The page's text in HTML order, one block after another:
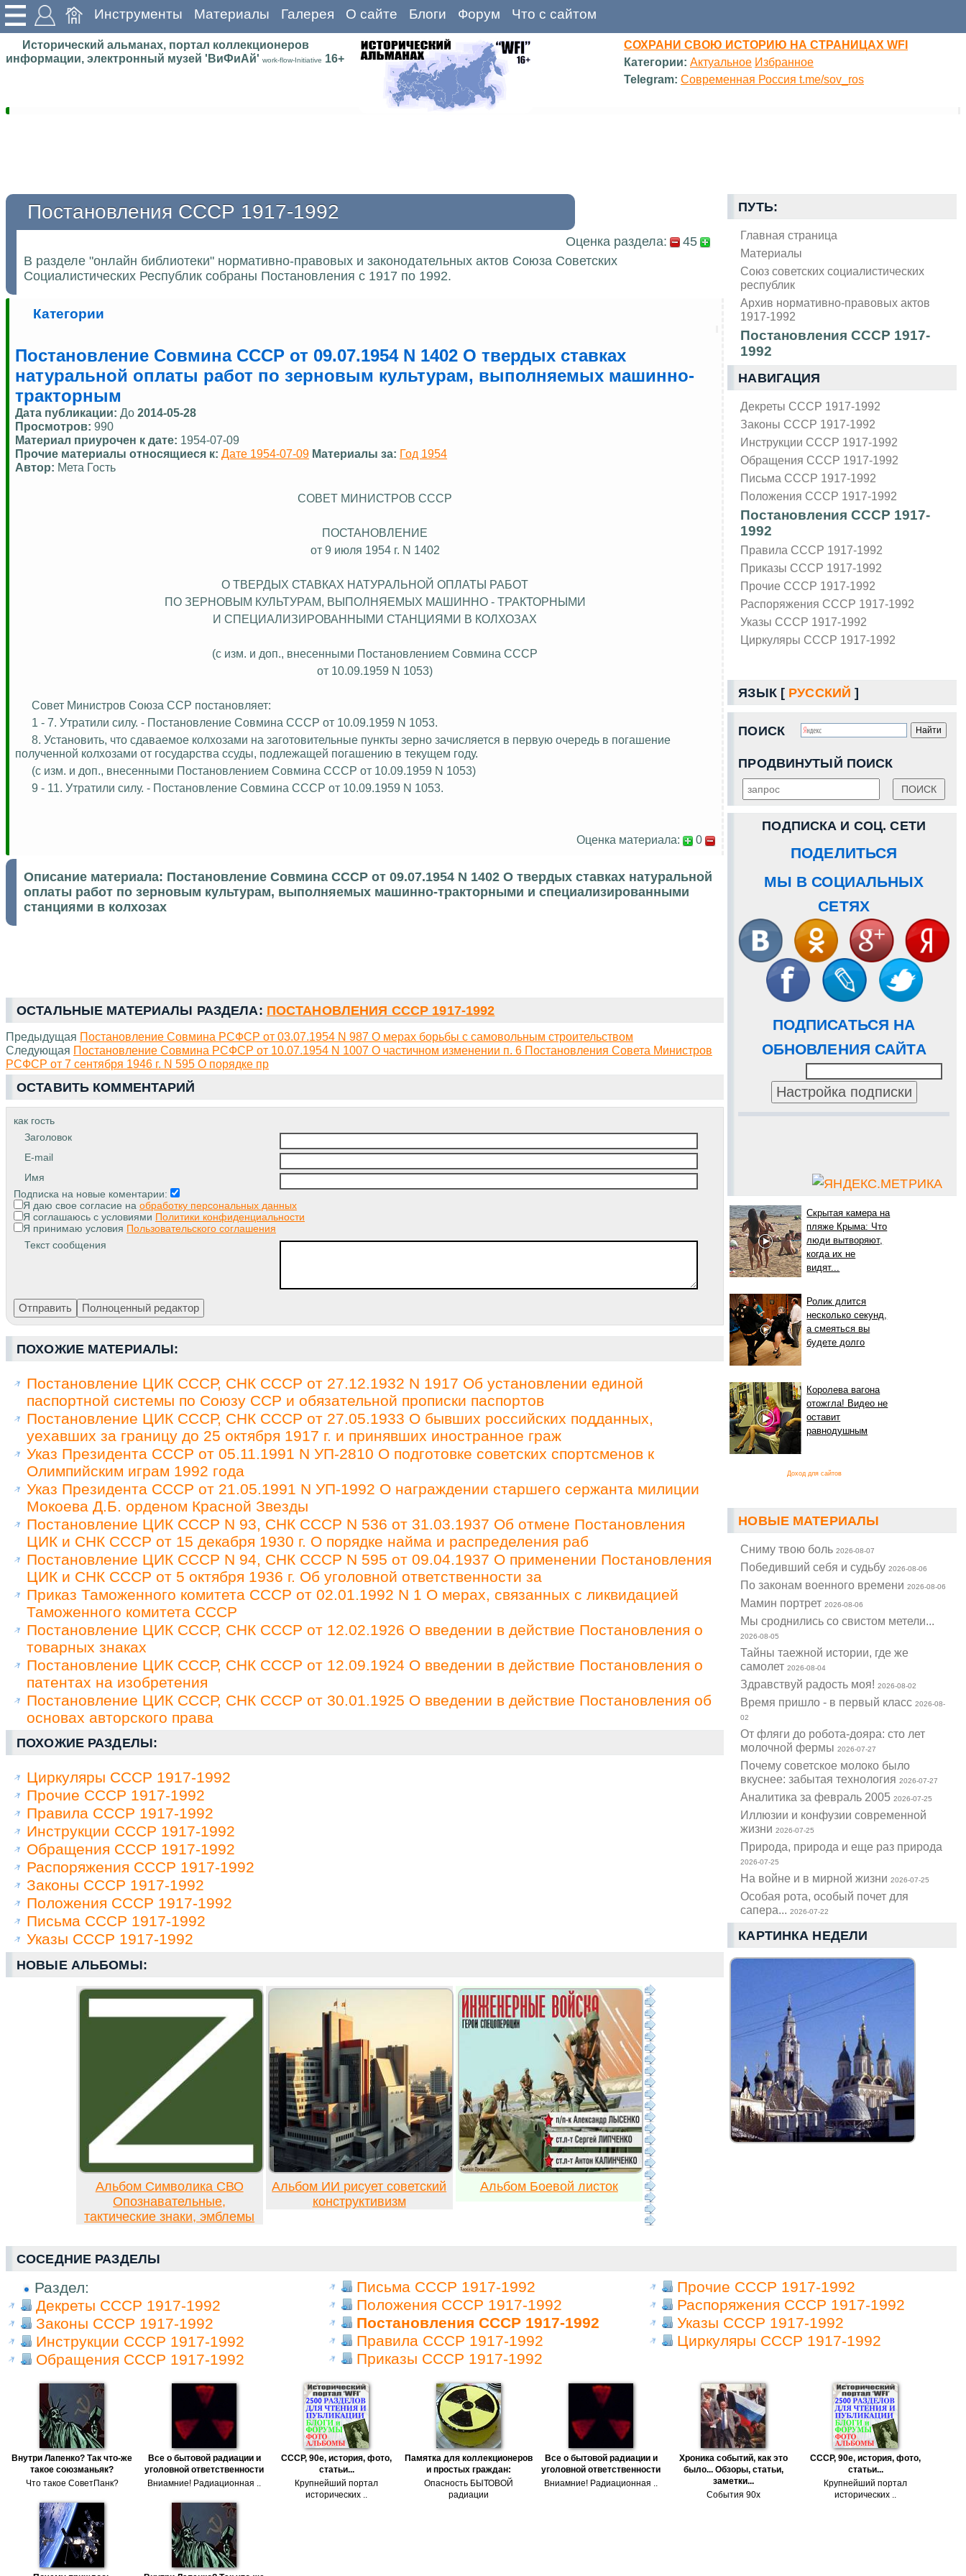
Инструменты Материалы Галерея О сайте Блоги Форум Что с сайтом
Исторический альманах, портал коллекционеров
информации, электронный музей 'ВиФиАй' work-flow-Initiative 16+
СОХРАНИ СВОЮ ИСТОРИЮ НА СТРАНИЦАХ WFI
Категории: Актуальное Избранное
Telegram: Современная Россия t.me/sov_ros
ПУТЬ:
Главная страница
Материалы
Союз советских социалистических
республик
Архив нормативно-правовых актов
1917-1992
Постановления СССР 1917-
1992
НАВИГАЦИЯ
Декреты СССР 1917-1992
Законы СССР 1917-1992
Инструкции СССР 1917-1992
Обращения СССР 1917-1992
Письма СССР 1917-1992
Положения СССР 1917-1992
Постановления СССР 1917-
1992
Правила СССР 1917-1992
Приказы СССР 1917-1992
Прочие СССР 1917-1992
Распоряжения СССР 1917-1992
Указы СССР 1917-1992
Циркуляры СССР 1917-1992
ЯЗЫК [ РУССКИЙ ]
ПОИСК
ПРОДВИНУТЫЙ ПОИСК
ПОДПИСКА И СОЦ. СЕТИ
ПОДЕЛИТЬСЯ
МЫ В СОЦИАЛЬНЫХ
СЕТЯХ
ПОДПИСАТЬСЯ НА
ОБНОВЛЕНИЯ САЙТА
Скрытая камера на
пляже Крыма: Что
люди вытворяют,
когда их не
видят...
Ролик длится
несколько секунд,
а смеяться вы
будете долго
Королева вагона
отожгла! Видео не
оставит
равнодушным
Доход для сайтов
НОВЫЕ МАТЕРИАЛЫ
Cниму твою боль2026-08-07
Победивший себя и судьбу2026-08-06
По законам военного времени2026-08-06
Мамин портрет2026-08-06
Мы сроднились со свистом метели...
2026-08-05
Тайны таежной истории, где же
самолет2026-08-04
Здравствуй радость моя!2026-08-02
Время пришло - в первый класс2026-08-
02
От фляги до робота-дояра: сто лет
молочной фермы2026-07-27
Почему советское молоко было
вкуснее: забытая технология2026-07-27
Аналитика за февраль 20052026-07-25
Иллюзии и конфузии современной
жизни2026-07-25
Природа, природа и еще раз природа
2026-07-25
На войне и в мирной жизни2026-07-25
Особая рота, особый почет для
сапера...2026-07-22
КАРТИНКА НЕДЕЛИ
Постановления СССР 1917-1992
Оценка раздела:
45
В разделе "онлайн библиотеки" нормативно-правовых и законодательных актов Союза Советских
Социалистических Республик собраны Постановления с 1917 по 1992.
Категории
Постановление Совмина СССР от 09.07.1954 N 1402 О твердых ставках
натуральной оплаты работ по зерновым культурам, выполняемых машинно-
тракторным
Дата публикации: До 2014-05-28
Просмотров: 990
Материал приурочен к дате: 1954-07-09
Прочие материалы относящиеся к: Дате 1954-07-09 Материалы за: Год 1954
Автор: Мета Гость
СОВЕТ МИНИСТРОВ СССР
ПОСТАНОВЛЕНИЕ
от 9 июля 1954 г. N 1402
О ТВЕРДЫХ СТАВКАХ НАТУРАЛЬНОЙ ОПЛАТЫ РАБОТ
ПО ЗЕРНОВЫМ КУЛЬТУРАМ, ВЫПОЛНЯЕМЫХ МАШИННО - ТРАКТОРНЫМИ
И СПЕЦИАЛИЗИРОВАННЫМИ СТАНЦИЯМИ В КОЛХОЗАХ
(с изм. и доп., внесенными Постановлением Совмина СССР
от 10.09.1959 N 1053)
Совет Министров Союза ССР постановляет:
1 - 7. Утратили силу. - Постановление Совмина СССР от 10.09.1959 N 1053.
8. Установить, что сдаваемое колхозами на заготовительные пункты зерно зачисляется в первую очередь в погашение
полученной колхозами от государства ссуды, подлежащей погашению в текущем году.
(с изм. и доп., внесенными Постановлением Совмина СССР от 10.09.1959 N 1053)
9 - 11. Утратили силу. - Постановление Совмина СССР от 10.09.1959 N 1053.
Оценка материала: 0
Описание материала: Постановление Совмина СССР от 09.07.1954 N 1402 О твердых ставках натуральной
оплаты работ по зерновым культурам, выполняемых машинно-тракторными и специализированными
станциями в колхозах
ОСТАЛЬНЫЕ МАТЕРИАЛЫ РАЗДЕЛА: ПОСТАНОВЛЕНИЯ СССР 1917-1992
Предыдущая Постановление Совмина РСФСР от 03.07.1954 N 987 О мерах борьбы с самовольным строительством
Следующая Постановление Совмина РСФСР от 10.07.1954 N 1007 О частичном изменении п. 6 Постановления Совета Министров
РСФСР от 7 сентября 1946 г. N 595 О порядке пр
ОСТАВИТЬ КОММЕНТАРИЙ
как гость
Заголовок
E-mail
Имя
Подписка на новые коментарии:
Я даю свое согласие на обработку персональных данных
Я соглашаюсь с условиями Политики конфиденциальности
Я принимаю условия Пользовательского соглашения
Текст сообщения
ПОХОЖИЕ МАТЕРИАЛЫ:
Постановление ЦИК СССР, СНК СССР от 27.12.1932 N 1917 Об установлении единой
паспортной системы по Союзу ССР и обязательной прописки паспортов
Постановление ЦИК СССР, СНК СССР от 27.05.1933 О бывших российских подданных,
уехавших за границу до 25 октября 1917 г. и принявших иностранное граж
Указ Президента СССР от 05.11.1991 N УП-2810 О подготовке советских спортсменов к
Олимпийским играм 1992 года
Указ Президента СССР от 21.05.1991 N УП-1992 О награждении старшего сержанта милиции
Мокоева Д.Б. орденом Красной Звезды
Постановление ЦИК СССР N 93, СНК СССР N 536 от 31.03.1937 Об отмене Постановления
ЦИК и СНК СССР от 15 декабря 1930 г. О порядке найма и распределения раб
Постановление ЦИК СССР N 94, СНК СССР N 595 от 09.04.1937 О применении Постановления
ЦИК и СНК СССР от 5 октября 1936 г. Об уголовной ответственности за
Приказ Таможенного комитета СССР от 02.01.1992 N 1 О мерах, связанных с ликвидацией
Таможенного комитета СССР
Постановление ЦИК СССР, СНК СССР от 12.02.1926 О введении в действие Постановления о
товарных знаках
Постановление ЦИК СССР, СНК СССР от 12.09.1924 О введении в действие Постановления о
патентах на изобретения
Постановление ЦИК СССР, СНК СССР от 30.01.1925 О введении в действие Постановления об
основах авторского права
ПОХОЖИЕ РАЗДЕЛЫ:
Циркуляры СССР 1917-1992
Прочие СССР 1917-1992
Правила СССР 1917-1992
Инструкции СССР 1917-1992
Обращения СССР 1917-1992
Распоряжения СССР 1917-1992
Законы СССР 1917-1992
Положения СССР 1917-1992
Письма СССР 1917-1992
Указы СССР 1917-1992
НОВЫЕ АЛЬБОМЫ:
Альбом Символика СВО
Опознавательные,
тактические знаки, эмблемы
Альбом ИИ рисует советский
конструктивизм
Альбом Боевой листок
СОСЕДНИЕ РАЗДЕЛЫ
Раздел:
Декреты СССР 1917-1992
Законы СССР 1917-1992
Инструкции СССР 1917-1992
Обращения СССР 1917-1992
Письма СССР 1917-1992
Положения СССР 1917-1992
Постановления СССР 1917-1992
Правила СССР 1917-1992
Приказы СССР 1917-1992
Прочие СССР 1917-1992
Распоряжения СССР 1917-1992
Указы СССР 1917-1992
Циркуляры СССР 1917-1992
Внутри Лапенко? Так что-же
такое союзманьяк?
Что такое СоветПанк?
Все о бытовой радиации и
уголовной ответственности
Вниамние! Радиационная ..
СССР, 90е, история, фото,
статьи...
Крупнейший портал
исторических ..
Памятка для коллекционеров
и простых граждан:
Опасность БЫТОВОЙ
радиации
Все о бытовой радиации и
уголовной ответственности
Вниамние! Радиационная ..
Хроника событий, как это
было... Обзоры, статьи,
заметки...
События 90х
СССР, 90е, история, фото,
статьи...
Крупнейший портал
исторических ..